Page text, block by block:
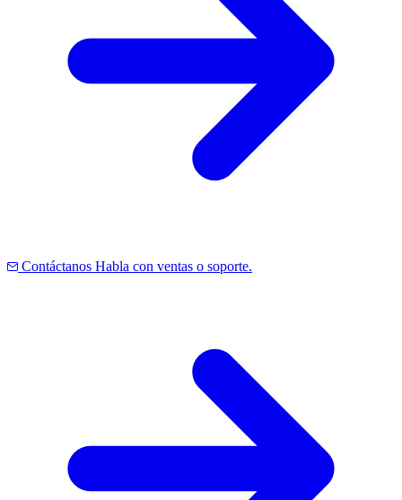
Contáctanos Habla con ventas o soporte.